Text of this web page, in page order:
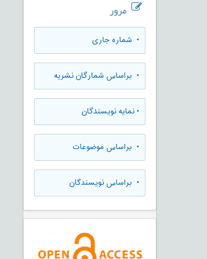
مرور
• شماره جاری
• براساس شمارگان نشریه
•نمایه نویسندگان
• براساس موضوعات
• براساس نویسندگان